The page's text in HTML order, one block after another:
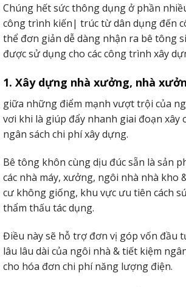
Vật liệu này ít bị ngốn mòn hay không
gồm của chính nó sinh sống những
tiếp xúc với nhiệt độ, nhiệt độ & lượng
thịnh hành như: vách ngăn dọn dẹp,
bếp, văn phòng xuất xắc trang trí
ngoài,…
Chúng hết sức thông dụng ở phần
công trình kiến| ​​trúc từ dân dụng đến
thể đơn giản dễ dàng nhận ra bê tông
được sử dụng cho các công trình xây
1. Xây dựng nhà xưởng, nhà
giữa những điểm mạnh vượt trội của
vơi khi là giúp đẩy nhanh giai đoạn xây
ngân sách chi phí xây dựng.
Bê tông khôn cùng dịu đúc sẵn là sản
các nhà máy, xưởng, ngôi nhà nhà kho
cư không giống, khu vực ưu tiên cách
thẩm thấu tác dụng.
Điều này sẽ hỗ trợ đơn vị góp vốn đầu
lâu lâu dài của ngôi nhà & tiết kiệm
cho hóa đơn chi phí năng lượng điện.